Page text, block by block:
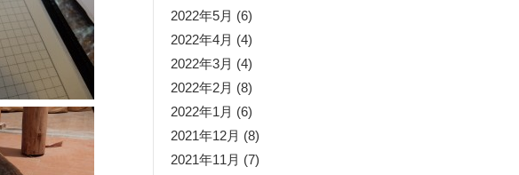
2022年5月 (6)
2022年4月 (4)
2022年3月 (4)
2022年2月 (8)
2022年1月 (6)
2021年12月 (8)
2021年11月 (7)